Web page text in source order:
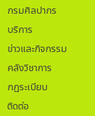
กรมศิลปากร
บริการ
ข่าวและกิจกรรม
คลังวิชาการ
กฏระเบียบ
ติดต่อ